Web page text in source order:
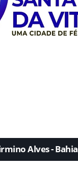
Alves - Bahia